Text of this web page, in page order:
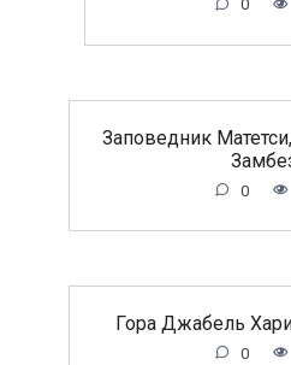
0
Заповедник
0
Гора Джабель
0